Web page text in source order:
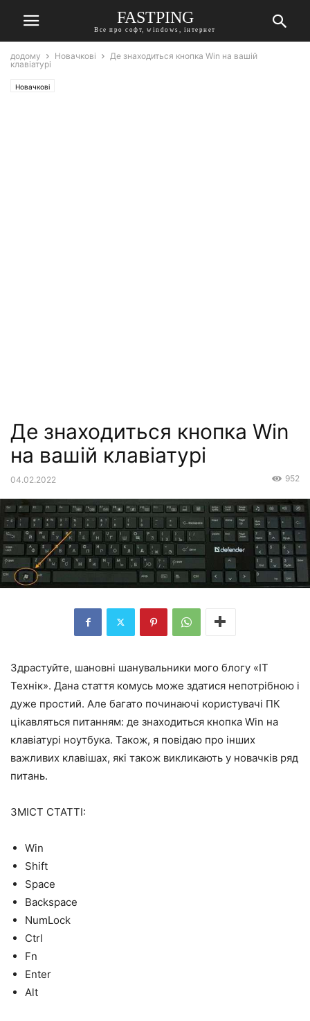
FASTPING
Все про софт, windows, інтернет
додому Новачкові
Де знаходиться кнопка Win на вашій
клавіатурі
Новачкові
Де знаходиться кнопка Win
на вашій клавіатурі
04.02.2022 952
Здрастуйте, шановні шанувальники мого блогу «IT
Технік». Дана стаття комусь може здатися непотрібною і
дуже простий. Але багато починаючі користувачі ПК
цікавляться питанням: де знаходиться кнопка Win на
клавіатурі ноутбука. Також, я повідаю про інших
важливих клавішах, які також викликають у новачків ряд
питань.
ЗМІСТ СТАТТІ:
Win
Shift
Space
Backspace
NumLock
Ctrl
Fn
Enter
Alt